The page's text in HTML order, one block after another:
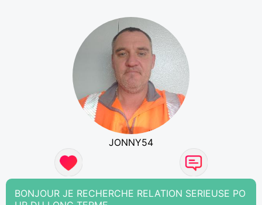
JONNY54
BONJOUR JE RECHERCHE RELATION SERIEUSE PO